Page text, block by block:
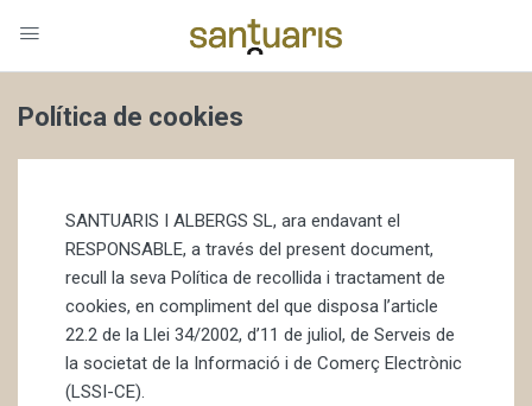
Política de cookies
SANTUARIS I ALBERGS SL, ara endavant el
RESPONSABLE, a través del present document,
recull la seva Política de recollida i tractament de
cookies, en compliment del que disposa l’article
22.2 de la Llei 34/2002, d’11 de juliol, de Serveis de
la societat de la Informació i de Comerç Electrònic
(LSSI-CE).